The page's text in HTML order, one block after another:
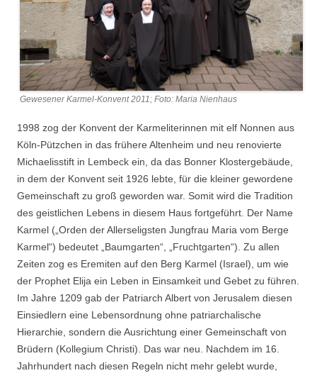
Gewesener Karmel-Konvent 2011; Foto: Maria Nienhaus
1998 zog der Konvent der Karmeliterinnen mit elf Nonnen aus
Köln-Pützchen in das frühere Altenheim und neu renovierte
Michaelisstift in Lembeck ein, da das Bonner Klostergebäude,
in dem der Konvent seit 1926 lebte, für die kleiner gewordene
Gemeinschaft zu groß geworden war. Somit wird die Tradition
des geistlichen Lebens in diesem Haus fortgeführt. Der Name
Karmel („Orden der Allerseligsten Jungfrau Maria vom Berge
Karmel“) bedeutet „Baumgarten“, „Fruchtgarten“). Zu allen
Zeiten zog es Eremiten auf den Berg Karmel (Israel), um wie
der Prophet Elija ein Leben in Einsamkeit und Gebet zu führen.
Im Jahre 1209 gab der Patriarch Albert von Jerusalem diesen
Einsiedlern eine Lebensordnung ohne patriarchalische
Hierarchie, sondern die Ausrichtung einer Gemeinschaft von
Brüdern (Kollegium Christi). Das war neu. Nachdem im 16.
Jahrhundert nach diesen Regeln nicht mehr gelebt wurde,